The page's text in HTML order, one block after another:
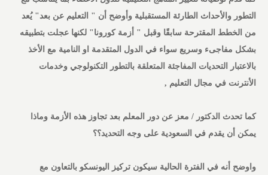
التطور والأحداث الطارئة المستقبلية وأوضح أن " التعليم عن بعد" يُعد
من الخطط المقترحة سابقًا وقبل " أزمة كورونا" لكنها عجلت بتطبيقه
بشكل مفاجىء وسريع سواء في الدول المتقدمة او النامية مع الأخذ
بالاعتبار التحديات المفاجئة المتعلقة بالتطور التكنولوجي وخدمات
الأنترنت في مجال التعليم ,
كما تحدث الدكتور / معز عن دور المعلم بعد تجاوز هذه الأزمة وماذا
يمكن أن يقدم في السعودية على وجه التحديد؟؟
واوضح أنه في الفترة الحالية سيكون تركيز اليونسكو بالتعاون مع